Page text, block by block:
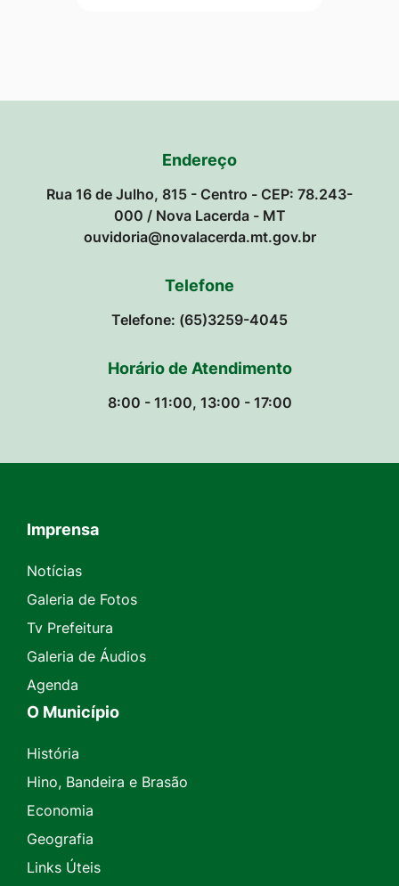
Endereço
Rua 16 de Julho, 815 - Centro - CEP: 78.243-
000 / Nova Lacerda - MT
ouvidoria@novalacerda.mt.gov.br
Telefone
Telefone: (65)3259-4045
Horário de Atendimento
8:00 - 11:00, 13:00 - 17:00
Seção do Rodapé e Contato
Imprensa
Notícias
Galeria de Fotos
Tv Prefeitura
Galeria de Áudios
Agenda
O Município
História
Hino, Bandeira e Brasão
Economia
Geografia
Links Úteis